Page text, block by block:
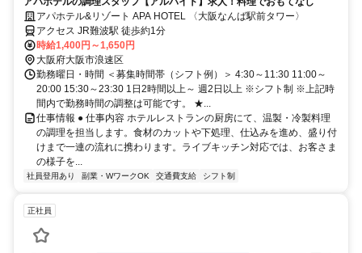
アパホテル&リゾート APA HOTEL 〈大阪なんば駅前タワー〉
アクセス JR難波駅 徒歩約1分
時給1,400円～1,650円
大阪府大阪市浪速区
勤務曜日・時間 ＜募集時間帯（シフト例）＞ 4:30～11:30 11:00～
20:00 15:30～23:30 1日2時間以上～ 週2日以上 ※シフト制 ※上記時
間内で勤務時間の調整は可能です。 ★...
仕事情報 ● 仕事内容 ホテルレストランの厨房にて、温製・冷製料理
の調理を担当します。食材のカットや下処理、仕込みを進め、盛り付
けまで一連の流れに携わります。ライブキッチン対応では、お客さま
の様子を...
社員登用あり 副業・WワークOK 交通費支給 シフト制
正社員